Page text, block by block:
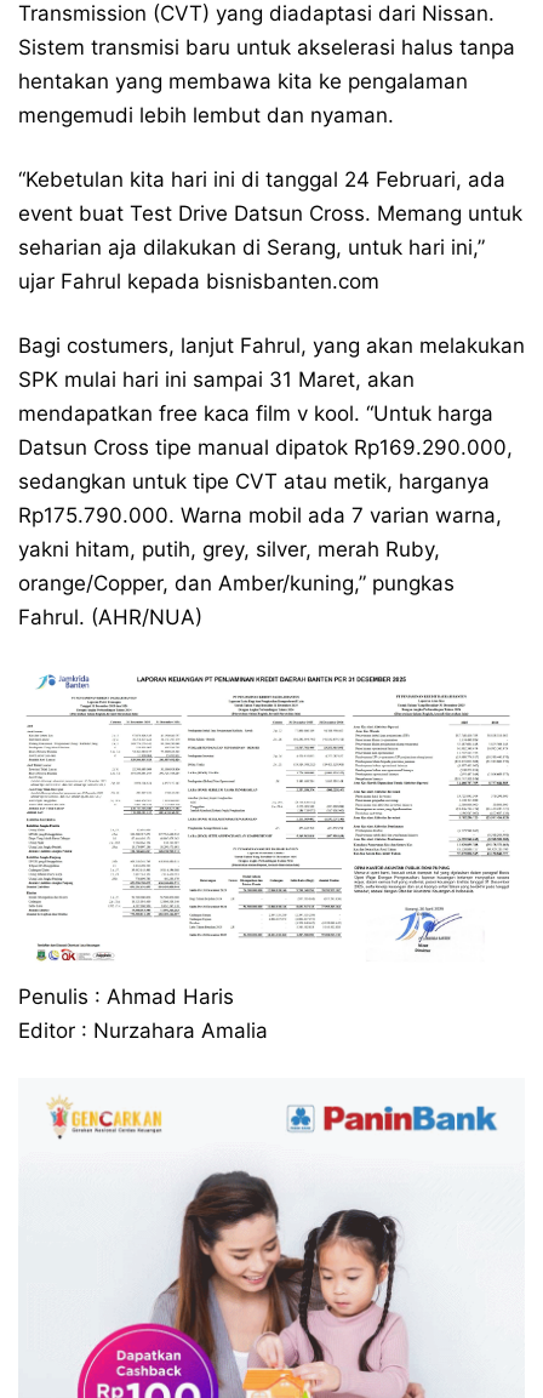
Transmission (CVT) yang diadaptasi dari Nissan.
Sistem transmisi baru untuk akselerasi halus tanpa
hentakan yang membawa kita ke pengalaman
mengemudi lebih lembut dan nyaman.
“Kebetulan kita hari ini di tanggal 24 Februari, ada
event buat Test Drive Datsun Cross. Memang untuk
seharian aja dilakukan di Serang, untuk hari ini,”
ujar Fahrul kepada bisnisbanten.com
Bagi costumers, lanjut Fahrul, yang akan melakukan
SPK mulai hari ini sampai 31 Maret, akan
mendapatkan free kaca film v kool. “Untuk harga
Datsun Cross tipe manual dipatok Rp169.290.000,
sedangkan untuk tipe CVT atau metik, harganya
Rp175.790.000. Warna mobil ada 7 varian warna,
yakni hitam, putih, grey, silver, merah Ruby,
orange/Copper, dan Amber/kuning,” pungkas
Fahrul. (AHR/NUA)
Penulis : Ahmad Haris
Editor : Nurzahara Amalia